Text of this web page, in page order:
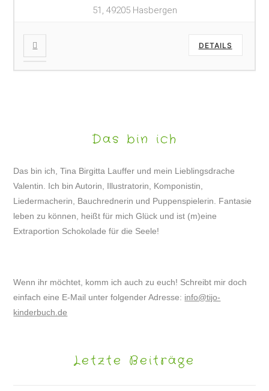
51, 49205 Hasbergen
DETAILS
Das bin ich
Das bin ich, Tina Birgitta Lauffer und mein Lieblingsdrache
Valentin. Ich bin Autorin, Illustratorin, Komponistin,
Liedermacherin, Bauchrednerin und Puppenspielerin. Fantasie
leben zu können, heißt für mich Glück und ist (m)eine
Extraportion Schokolade für die Seele!
Wenn ihr möchtet, komm ich auch zu euch! Schreibt mir doch
einfach eine E-Mail unter folgender Adresse: info@tijo-
kinderbuch.de
Letzte Beiträge